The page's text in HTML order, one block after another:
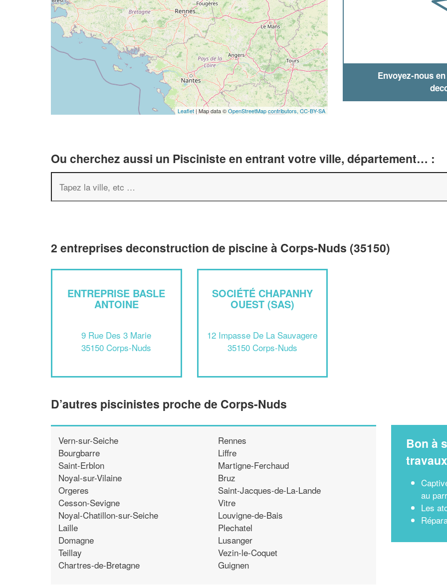
Leaflet| Map data ©OpenStreetMap contributors, CC-BY-SA
Envoyez-nous
Ou cherchez aussi un Pisciniste en entrant votre ville, département… :
2 entreprises deconstruction de piscine à Corps-Nuds (35150)
ENTREPRISE BASLE
ANTOINE
9 Rue Des 3 Marie
35150 Corps-Nuds
SOCIÉTÉ CHAPANHY
OUEST (SAS)
12 Impasse De La Sauvagere
35150 Corps-Nuds
D’autres piscinistes proche de Corps-Nuds
Vern-sur-Seiche
Bourgbarre
Saint-Erblon
Noyal-sur-Vilaine
Orgeres
Cesson-Sevigne
Noyal-Chatillon-sur-Seiche
Laille
Domagne
Teillay
Chartres-de-Bretagne
Rennes
Liffre
Martigne-Ferchaud
Bruz
Saint-Jacques-de-La-Lande
Vitre
Louvigne-de-Bais
Plechatel
Lusanger
Vezin-le-Coquet
Guignen
Bon à
travaux
au
Les